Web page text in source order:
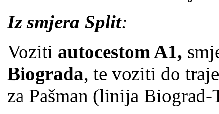
Iz smjera Split:
Voziti autocestom A1,
Biograda, te voziti do
za Pašman (linija